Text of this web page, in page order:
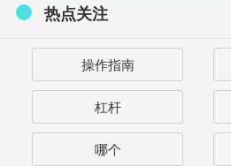
热点关注
操作指南
杠杆
哪个